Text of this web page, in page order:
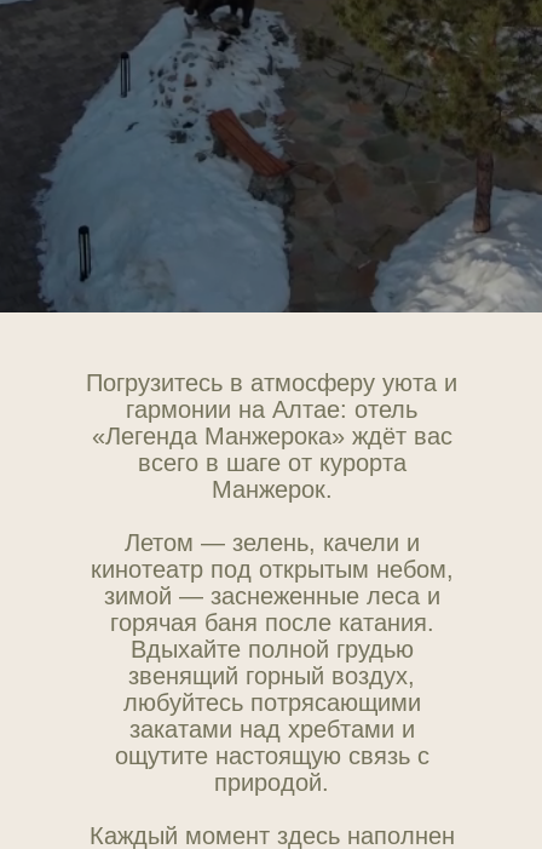
Погрузитесь в атмосферу уюта и
гармонии на Алтае: отель
«Легенда Манжерока» ждёт вас
всего в шаге от курорта
Манжерок.
Летом — зелень, качели и
кинотеатр под открытым небом,
зимой — заснеженные леса и
горячая баня после катания.
Вдыхайте полной грудью
звенящий горный воздух,
любуйтесь потрясающими
закатами над хребтами и
ощутите настоящую связь с
природой.
Каждый момент здесь наполнен